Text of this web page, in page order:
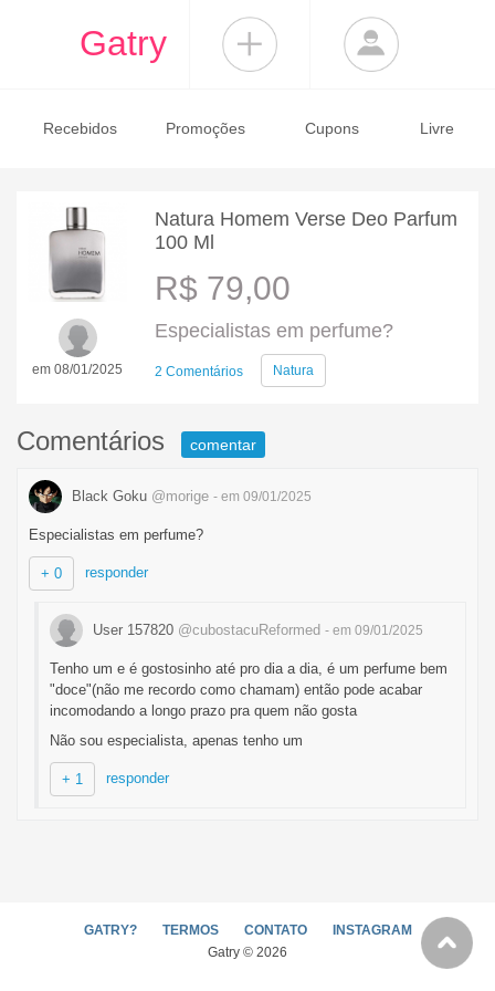
Gatry
Recebidos Promoções Cupons Livre
em 08/01/2025
Natura Homem Verse Deo Parfum
100 Ml
R$ 79,00
Especialistas em perfume?
2 Comentários Natura
Comentários comentar
Black Goku @morige - em 09/01/2025
Especialistas em perfume?
+ 0 responder
User 157820 @cubostacuReformed - em 09/01/2025
Tenho um e é gostosinho até pro dia a dia, é um perfume bem
"doce"(não me recordo como chamam) então pode acabar
incomodando a longo prazo pra quem não gosta
Não sou especialista, apenas tenho um
+ 1 responder
GATRY? TERMOS CONTATO
INSTAGRAM
Gatry © 2026